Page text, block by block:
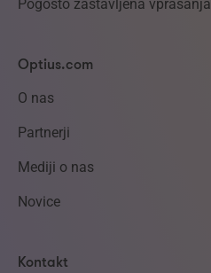
Pogosto zastavljena vprašanja
Optius.com
O nas
Partnerji
Mediji o nas
Novice
Kontakt